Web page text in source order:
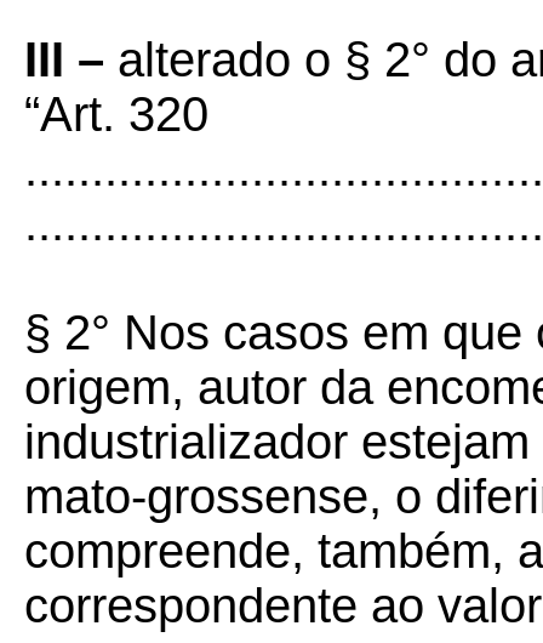
III – alterado o § 2° do
“Art. 320
§ 2° Nos casos em
origem, autor da
industrializador
mato-grossense, o
compreende, também,
correspondente ao